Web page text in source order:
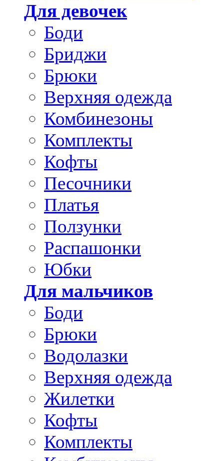
Для девочек
Боди
Бриджи
Брюки
Верхняя одежда
Комбинезоны
Комплекты
Кофты
Песочники
Платья
Ползунки
Распашонки
Юбки
Для мальчиков
Боди
Брюки
Водолазки
Верхняя одежда
Жилетки
Кофты
Комплекты